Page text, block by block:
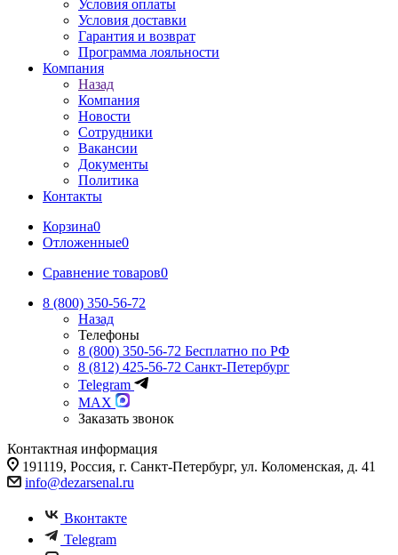
Условия оплаты
Условия доставки
Гарантия и возврат
Программа лояльности
Компания
Назад
Компания
Новости
Сотрудники
Вакансии
Документы
Политика
Контакты
Корзина0
Отложенные0
Сравнение товаров0
8 (800) 350-56-72
Назад
Телефоны
8 (800) 350-56-72 Бесплатно по РФ
8 (812) 425-56-72 Санкт-Петербург
Telegram
MAX
Заказать звонок
Контактная информация
191119, Россия, г. Санкт-Петербург, ул. Коломенская, д. 41
info@dezarsenal.ru
Вконтакте
Telegram